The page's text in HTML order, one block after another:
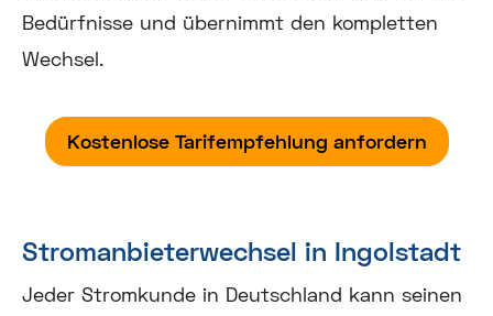
Bedürfnisse und übernimmt den kompletten
Wechsel.
Kostenlose Tarifempfehlung anfordern
Stromanbieterwechsel in Ingolstadt
Jeder Stromkunde in Deutschland kann seinen